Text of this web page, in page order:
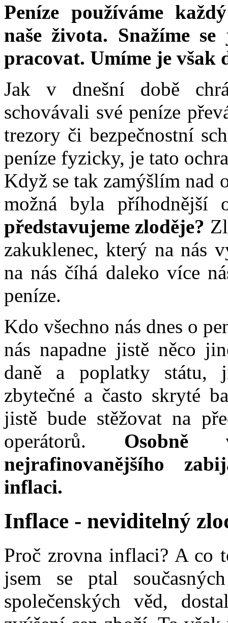
Peníze používáme
naše života. Snažíme
pracovat. Umíme je však
Jak v dnešní době
schovávali své peníze
trezory či bezpečnostní
peníze fyzicky, je tato
Když se tak zamýšlím nad
možná byla příhodnější
představujeme zloděje?
zakuklenec, který na nás
na nás číhá daleko více
peníze.
Kdo všechno nás dnes o
nás napadne jistě něco
daně a poplatky státu,
zbytečné a často skryté
jistě bude stěžovat na
operátorů.
nejrafinovanějšího
inflaci.
Inflace - neviditelný
Proč zrovna inflaci? A co
jsem se ptal
společenských věd,